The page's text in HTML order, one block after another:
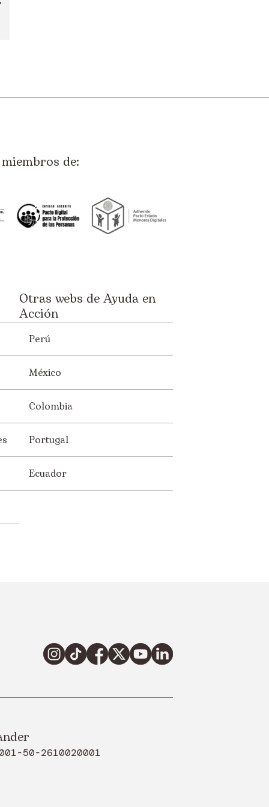
de:
Otras webs de Ayuda en
Acción
Perú
México
Colombia
Portugal
Ecuador
50-2610020001